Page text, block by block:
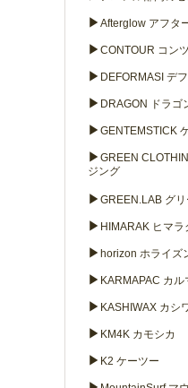
▶ Afterglow アフタ
▶ CONTOUR コン
▶ DEFORMASI デ
▶ DRAGON ドラゴ
▶ GENTEMSTICK
▶ GREEN
ジング
▶ GREEN.LAB グ
▶ HIMARAK ヒマラ
▶ horizon ホライズ
▶ KARMAPAC カル
▶ KASHIWAX カシ
▶ KM4K カモシカ
▶ K2 ケーツー